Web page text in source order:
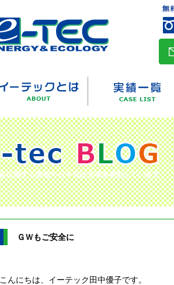
ＧＷもご安全に
こんにちは、イーテック田中優子です。